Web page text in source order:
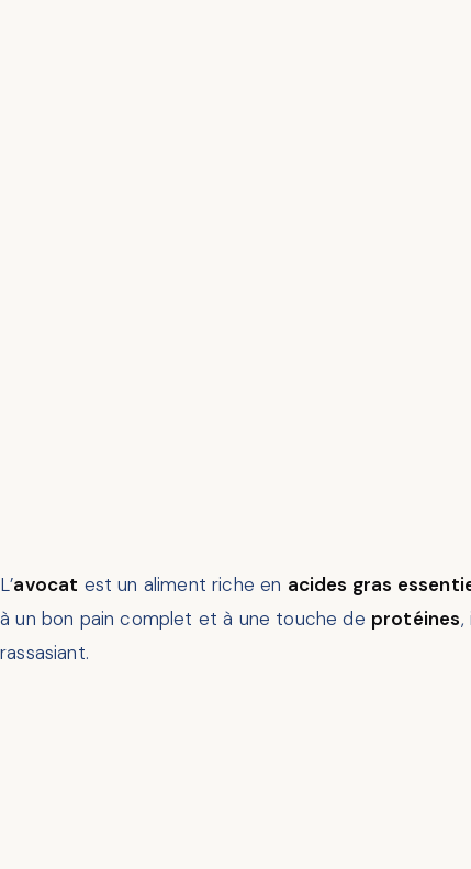
L’avocat est un aliment riche en acides gras
à un bon pain complet et à une touche de protéines,
rassasiant.